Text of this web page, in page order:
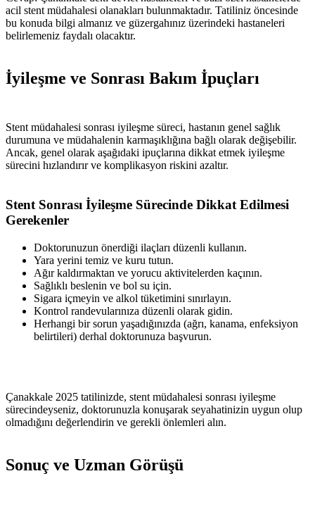
acil stent müdahalesi olanakları bulunmaktadır. Tatiliniz öncesinde
bu konuda bilgi almanız ve güzergahınız üzerindeki hastaneleri
belirlemeniz faydalı olacaktır.
İyileşme ve Sonrası Bakım İpuçları
Stent müdahalesi sonrası iyileşme süreci, hastanın genel sağlık
durumuna ve müdahalenin karmaşıklığına bağlı olarak değişebilir.
Ancak, genel olarak aşağıdaki ipuçlarına dikkat etmek iyileşme
sürecini hızlandırır ve komplikasyon riskini azaltır.
Stent Sonrası İyileşme Sürecinde Dikkat Edilmesi
Gerekenler
Doktorunuzun önerdiği ilaçları düzenli kullanın.
Yara yerini temiz ve kuru tutun.
Ağır kaldırmaktan ve yorucu aktivitelerden kaçının.
Sağlıklı beslenin ve bol su için.
Sigara içmeyin ve alkol tüketimini sınırlayın.
Kontrol randevularınıza düzenli olarak gidin.
Herhangi bir sorun yaşadığınızda (ağrı, kanama, enfeksiyon
belirtileri) derhal doktorunuza başvurun.
Çanakkale 2025 tatilinizde, stent müdahalesi sonrası iyileşme
sürecindeyseniz, doktorunuzla konuşarak seyahatinizin uygun olup
olmadığını değerlendirin ve gerekli önlemleri alın.
Sonuç ve Uzman Görüşü